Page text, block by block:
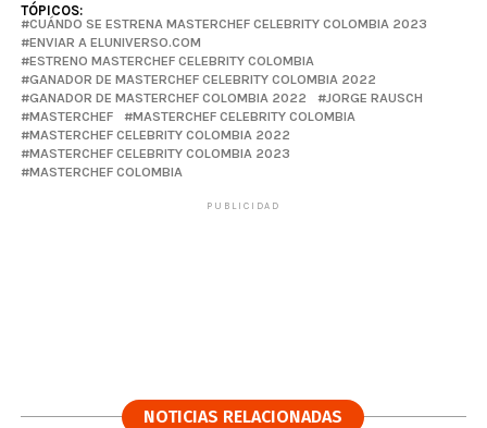
TÓPICOS:
CUÁNDO SE ESTRENA MASTERCHEF CELEBRITY COLOMBIA 2023
ENVIAR A ELUNIVERSO.COM
ESTRENO MASTERCHEF CELEBRITY COLOMBIA
GANADOR DE MASTERCHEF CELEBRITY COLOMBIA 2022
GANADOR DE MASTERCHEF COLOMBIA 2022
JORGE RAUSCH
MASTERCHEF
MASTERCHEF CELEBRITY COLOMBIA
MASTERCHEF CELEBRITY COLOMBIA 2022
MASTERCHEF CELEBRITY COLOMBIA 2023
MASTERCHEF COLOMBIA
PUBLICIDAD
NOTICIAS RELACIONADAS